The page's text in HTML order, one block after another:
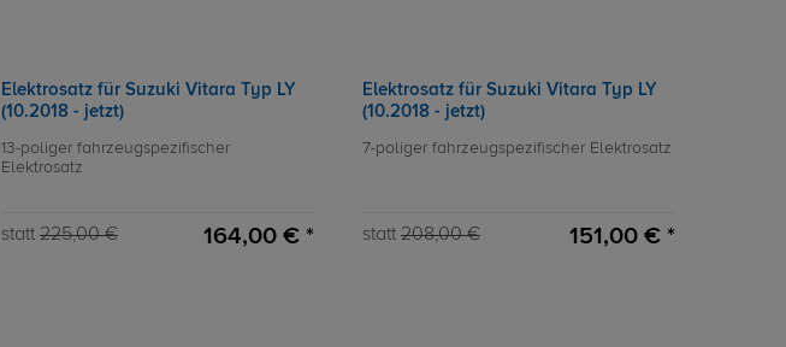
Elektrosatz für Suzuki Vitara Typ LY
(10.2018 - jetzt)
13-poliger fahrzeugspezifischer
Elektrosatz
statt 225,00 € 164,00 € *
Elektrosatz für Suzuki Vitara Typ LY
(10.2018 - jetzt)
7-poliger fahrzeugspezifischer Elektrosatz
statt 208,00 € 151,00 € *